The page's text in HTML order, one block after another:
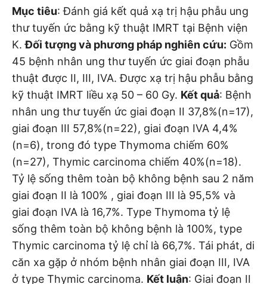
Mục tiêu: Đánh giá kết quả xạ trị hậu phẫu ung
thư tuyến ức bằng kỹ thuật IMRT tại Bệnh viện
K.Đối tượng và phương pháp nghiên cứu: Gồm
45 bệnh nhân ung thư tuyến ức giai đoạn phẫu
thuật được II, III, IVA. Được xạ trị hậu phẫu bằng
kỹ thuật IMRT liều xạ 50 – 60 Gy. Kết quả: Bệnh
nhân ung thư tuyến ức giai đoạn II 37,8%(n=17),
giai đoạn III 57,8%(n=22), giai đoạn IVA 4,4%
(n=6), trong đó type Thymoma chiếm 60%
(n=27), Thymic carcinoma chiếm 40%(n=18).
Tỷ lệ sống thêm toàn bộ không bệnh sau 2 năm
giai đoạn II là 100% , giai đoạn III là 95,5% và
giai đoạn IVA là 16,7%. Type Thymoma tỷ lệ
sống thêm toàn bộ không bệnh là 100%, type
Thymic carcinoma tỷ lệ chỉ là 66,7%. Tái phát, di
căn xa gặp ở nhóm bệnh nhân giai đoạn III, IVA
ở type Thymic carcinoma. Kết luận: Giai đoạn II